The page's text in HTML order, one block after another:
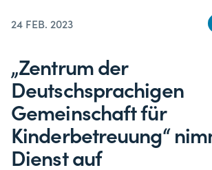
24 FEB. 2023
„Zentrum der
Deutschsprachigen
Gemeinschaft für
Kinderbetreuung“
Dienst auf